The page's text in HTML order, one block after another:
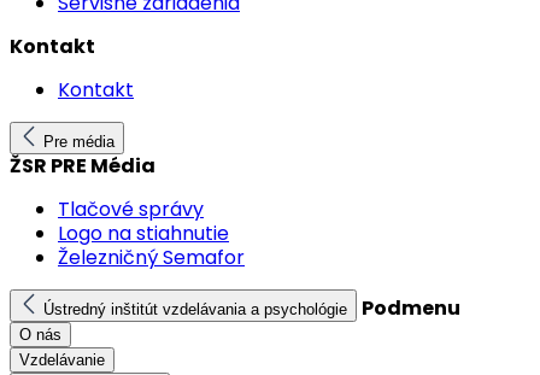
Kontakt
Kontakt
Pre média
ŽSR PRE Média
Tlačové správy
Logo na stiahnutie
Železničný Semafor
Ústredný inštitút vzdelávania a psychológie Podmenu
O nás
Vzdelávanie